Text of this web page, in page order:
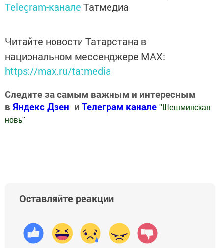
Telegram-канале Татмедиа
Читайте новости Татарстана в
национальном мессенджере MАХ:
https://max.ru/tatmedia
Следите за самым важным и интересным
в Яндекс Дзен и Телеграм канале " Шешминская
новь"
Оставляйте реакции